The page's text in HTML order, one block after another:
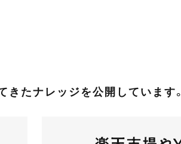
きたナレッジを公開しています。